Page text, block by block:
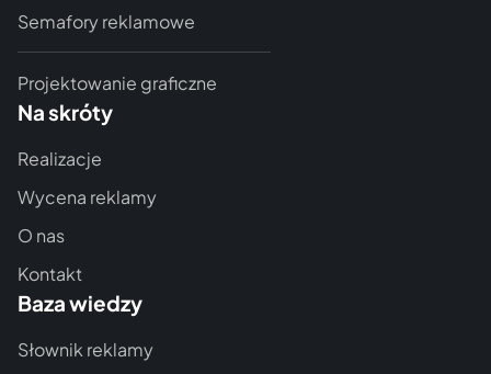
Semafory reklamowe
Projektowanie graficzne
Na skróty
Realizacje
Wycena reklamy
O nas
Kontakt
Baza wiedzy
Słownik reklamy